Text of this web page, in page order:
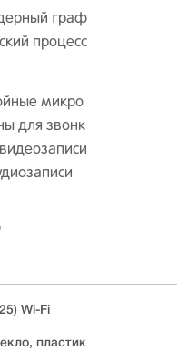
граф
процесс
микро
для звонк
Wi-Fi
пластик